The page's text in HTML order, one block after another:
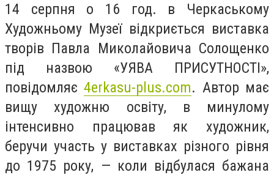
14 серпня о 16 год. в Черкаському
Художньому Музеї відкриється виставка
творів Павла Миколайовича Солощенко
під назвою «УЯВА ПРИСУТНОСТІ»,
повідомляє4erkasu-plus.com. Автор має
вищу художню освіту, в минулому
інтенсивно працював як художник,
беручи участь у виставках різного рівня
до 1975 року, — коли відбулася бажана